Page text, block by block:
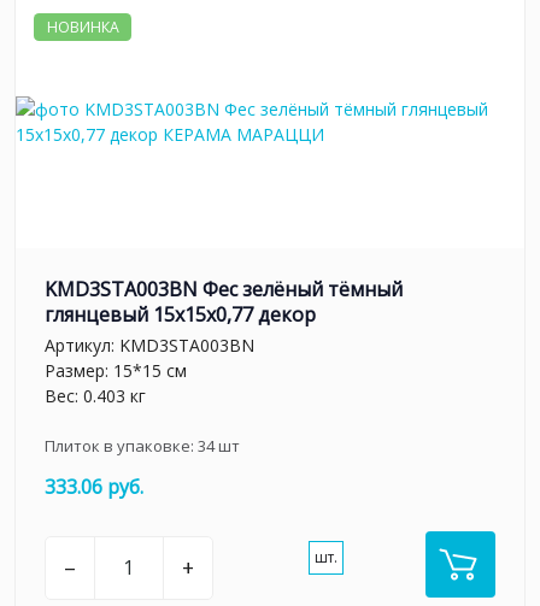
НОВИНКА
KMD3STA003BN Фес зелёный тёмный
глянцевый 15x15x0,77 декор
Артикул: KMD3STA003BN
Размер: 15*15 см
Вес: 0.403 кг
Плиток в упаковке: 34шт
333.06 руб.
– + шт.